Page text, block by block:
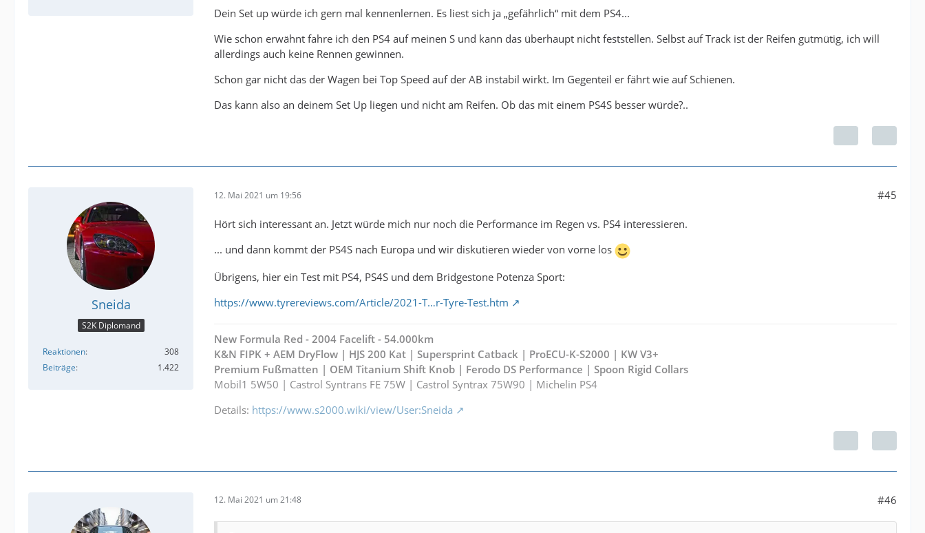
Dein Set up würde ich gern mal kennenlernen. Es liest sich ja „gefährlich“ mit dem PS4...
Wie schon erwähnt fahre ich den PS4 auf meinen S und kann das überhaupt nicht feststellen. Selbst auf Track ist der Reifen gutmütig, ich will
allerdings auch keine Rennen gewinnen.
Schon gar nicht das der Wagen bei Top Speed auf der AB instabil wirkt. Im Gegenteil er fährt wie auf Schienen.
Das kann also an deinem Set Up liegen und nicht am Reifen. Ob das mit einem PS4S besser würde?..
Sneida
S2K Diplomand
Reaktionen
308
Beiträge
1.422
12. Mai 2021 um 19:56 #45
Hört sich interessant an. Jetzt würde mich nur noch die Performance im Regen vs. PS4 interessieren.
... und dann kommt der PS4S nach Europa und wir diskutieren wieder von vorne los
Übrigens, hier ein Test mit PS4, PS4S und dem Bridgestone Potenza Sport:
https://www.tyrereviews.com/Article/2021-T…r-Tyre-Test.htm
New Formula Red - 2004 Facelift - 54.000km
K&N FIPK + AEM DryFlow | HJS 200 Kat | Supersprint Catback | ProECU-K-S2000 | KW V3+
Premium Fußmatten | OEM Titanium Shift Knob | Ferodo DS Performance | Spoon Rigid Collars
Mobil1 5W50 | Castrol Syntrans FE 75W | Castrol Syntrax 75W90 | Michelin PS4
Details: https://www.s2000.wiki/view/User:Sneida
12. Mai 2021 um 21:48 #46